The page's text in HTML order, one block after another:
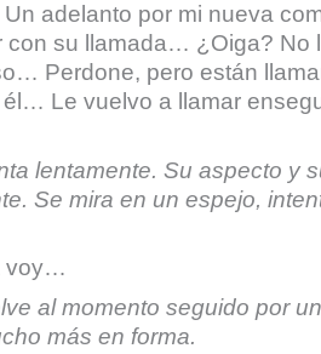
adelanto por mi nueva
con su llamada… ¿Oiga?
Perdone, pero están
Le vuelvo a llamar
lentamente. Su aspecto y
Se mira en un espejo,
voy…
al momento seguido por
más en forma.